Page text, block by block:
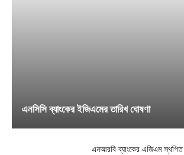
এনসিসি ব্যাংকের ইজিএমের তারিখ ঘোষণা
এনআরবি ব্যাংকের এজিএম স্থগিত